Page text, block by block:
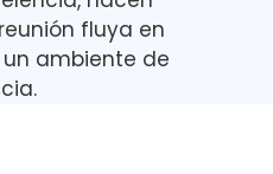
fluya en
ambiente de